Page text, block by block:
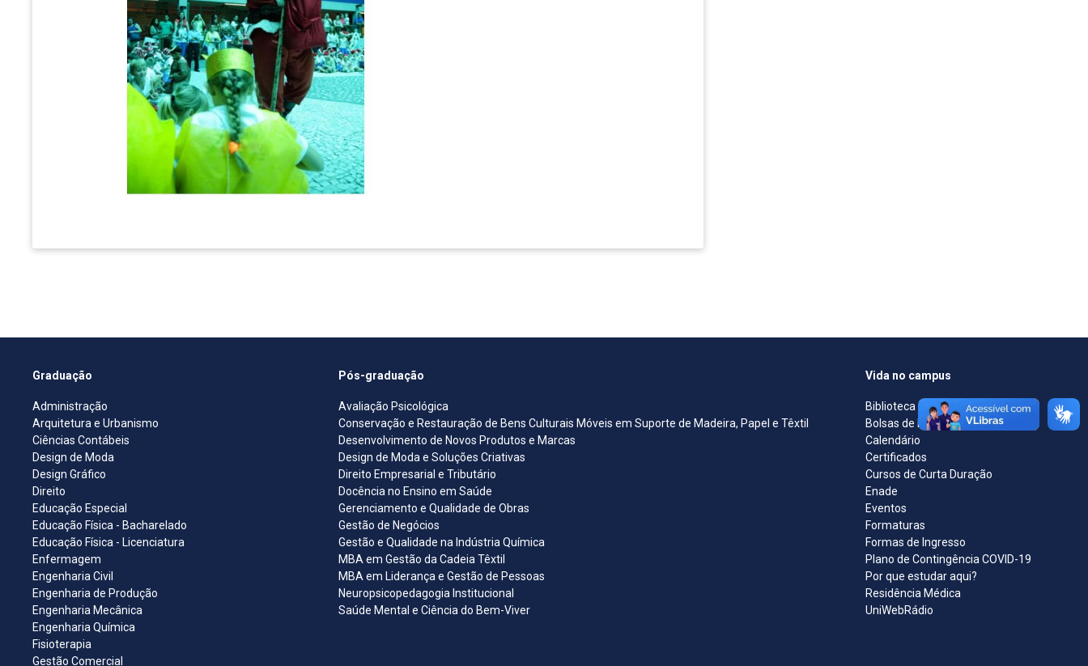
Graduação
Administração
Arquitetura e Urbanismo
Ciências Contábeis
Design de Moda
Design Gráfico
Direito
Educação Especial
Educação Física - Bacharelado
Educação Física - Licenciatura
Enfermagem
Engenharia Civil
Engenharia de Produção
Engenharia Mecânica
Engenharia Química
Fisioterapia
Gestão Comercial
Pós-graduação
Avaliação Psicológica
Conservação e Restauração de Bens Culturais Móveis em Suporte de Madeira, Papel e Têxtil
Desenvolvimento de Novos Produtos e Marcas
Design de Moda e Soluções Criativas
Direito Empresarial e Tributário
Docência no Ensino em Saúde
Gerenciamento e Qualidade de Obras
Gestão de Negócios
Gestão e Qualidade na Indústria Química
MBA em Gestão da Cadeia Têxtil
MBA em Liderança e Gestão de Pessoas
Neuropsicopedagogia Institucional
Saúde Mental e Ciência do Bem-Viver
Vida no campus
Biblioteca
Bolsas de Estudo
Calendário
Certificados
Cursos de Curta Duração
Enade
Eventos
Formaturas
Formas de Ingresso
Plano de Contingência COVID-19
Por que estudar aqui?
Residência Médica
UniWebRádio